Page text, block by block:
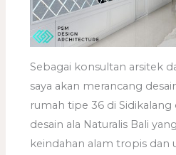
Sebagai konsultan arsitek
saya akan merancang
rumah tipe 36 di
desain ala Naturalis Bali
keindahan alam tropis dan